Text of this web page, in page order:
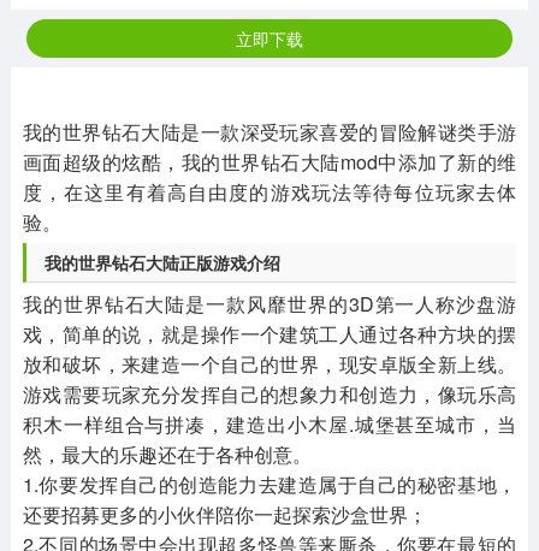
立即下载
我的世界钻石大陆是一款深受玩家喜爱的冒险解谜类手游
画面超级的炫酷，我的世界钻石大陆mod中添加了新的维
度，在这里有着高自由度的游戏玩法等待每位玩家去体
验。
我的世界钻石大陆正版游戏介绍
我的世界钻石大陆是一款风靡世界的3D第一人称沙盘游
戏，简单的说，就是操作一个建筑工人通过各种方块的摆
放和破坏，来建造一个自己的世界，现安卓版全新上线。
游戏需要玩家充分发挥自己的想象力和创造力，像玩乐高
积木一样组合与拼凑，建造出小木屋.城堡甚至城市，当
然，最大的乐趣还在于各种创意。
1.你要发挥自己的创造能力去建造属于自己的秘密基地，
还要招募更多的小伙伴陪你一起探索沙盒世界；
2.不同的场景中会出现超多怪兽等来厮杀，你要在最短的